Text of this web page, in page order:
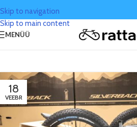
Skip to navigation
Skip to main content
MENÜÜ
18
VEEBR